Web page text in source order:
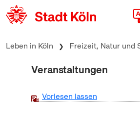
zum Inhalt springen
Leben in Köln Freizeit, Natur und
Veranstaltungen
Vorlesen lassen